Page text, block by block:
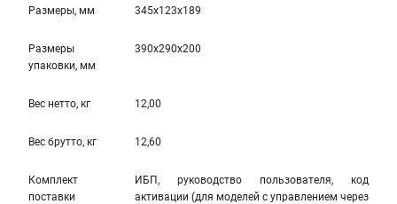
Размеры, мм 345x123x189
Размеры
упаковки, мм
390x290x200
Вес нетто, кг 12,00
Вес брутто, кг 12,60
Комплект
поставки
ИБП, руководство пользователя, код
активации (для моделей с управлением через